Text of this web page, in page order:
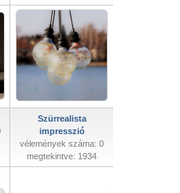
Szürrealista
impresszió
vélemények száma: 0
megtekintve: 1934